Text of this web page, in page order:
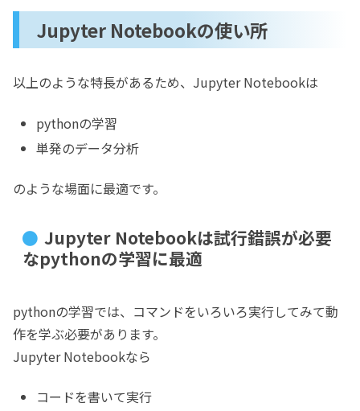
Jupyter Notebookの使い所
以上のような特長があるため、Jupyter Notebookは
pythonの学習
単発のデータ分析
のような場面に最適です。
Jupyter Notebookは試行錯誤が必要
なpythonの学習に最適
pythonの学習では、コマンドをいろいろ実行してみて動
作を学ぶ必要があります。
Jupyter Notebookなら
コードを書いて実行